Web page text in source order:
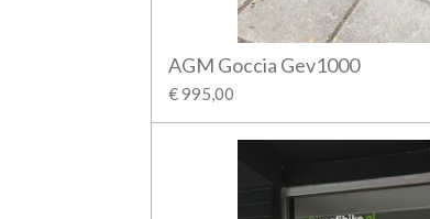
AGM Goccia Gev1000
€ 995,00